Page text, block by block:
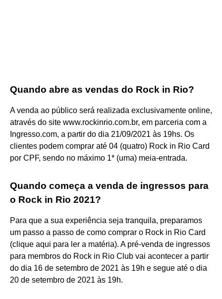
Quando abre as vendas do Rock in Rio?
A venda ao público será realizada exclusivamente online,
através do site www.rockinrio.com.br, em parceria com a
Ingresso.com, a partir do dia 21/09/2021 às 19hs. Os
clientes podem comprar até 04 (quatro) Rock in Rio Card
por CPF, sendo no máximo 1* (uma) meia-entrada.
Quando começa a venda de ingressos para
o Rock in Rio 2021?
Para que a sua experiência seja tranquila, preparamos
um passo a passo de como comprar o Rock in Rio Card
(clique aqui para ler a matéria). A pré-venda de ingressos
para membros do Rock in Rio Club vai acontecer a partir
do dia 16 de setembro de 2021 às 19h e segue até o dia
20 de setembro de 2021 às 19h.